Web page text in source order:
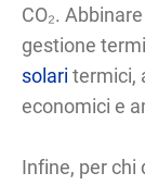
CO₂.
gestione
solari termici,
economici e
Infine, per chi